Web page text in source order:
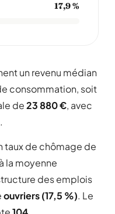
17,9 %
un revenu médian
consommation, soit
de23 880 €, avec
.
taux de chômage de
à la moyenne
des emplois
ouvriers (17,5 %). Le